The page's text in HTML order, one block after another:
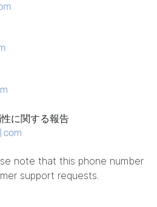
に関する報告
note that this phone number
support requests.